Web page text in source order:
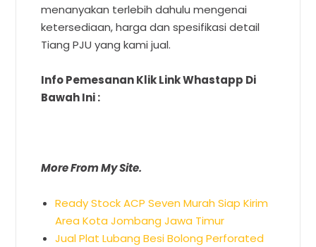
menanyakan terlebih dahulu mengenai
ketersediaan, harga dan spesifikasi detail
Tiang PJU yang kami jual.
Info Pemesanan Klik Link Whastapp Di
Bawah Ini :
More From My Site.
Ready Stock ACP Seven Murah Siap Kirim
Area Kota Jombang Jawa Timur
Jual Plat Lubang Besi Bolong Perforated